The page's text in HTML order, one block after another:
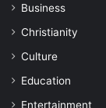
Business
Christianity
Culture
Education
Entertainment